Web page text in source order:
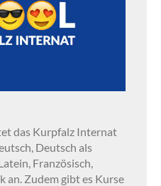
das Kurpfalz Internat
Deutsch als
Französisch,
an. Zudem gibt es Kurse